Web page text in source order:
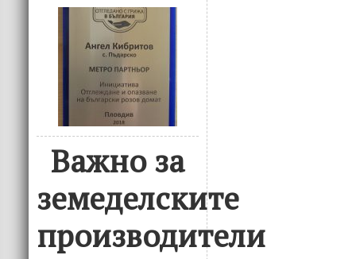
Важно за
земеделските
производители